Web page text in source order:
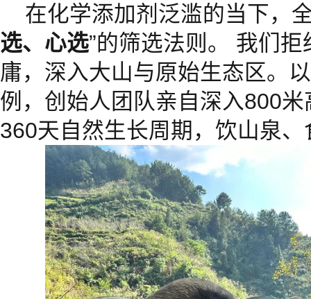
在化学添加剂泛滥的当下，
选、心选”的筛选法则。 我们
庸，深入大山与原始生态区。
例，创始人团队亲自深入800
360天自然生长周期，饮山泉、